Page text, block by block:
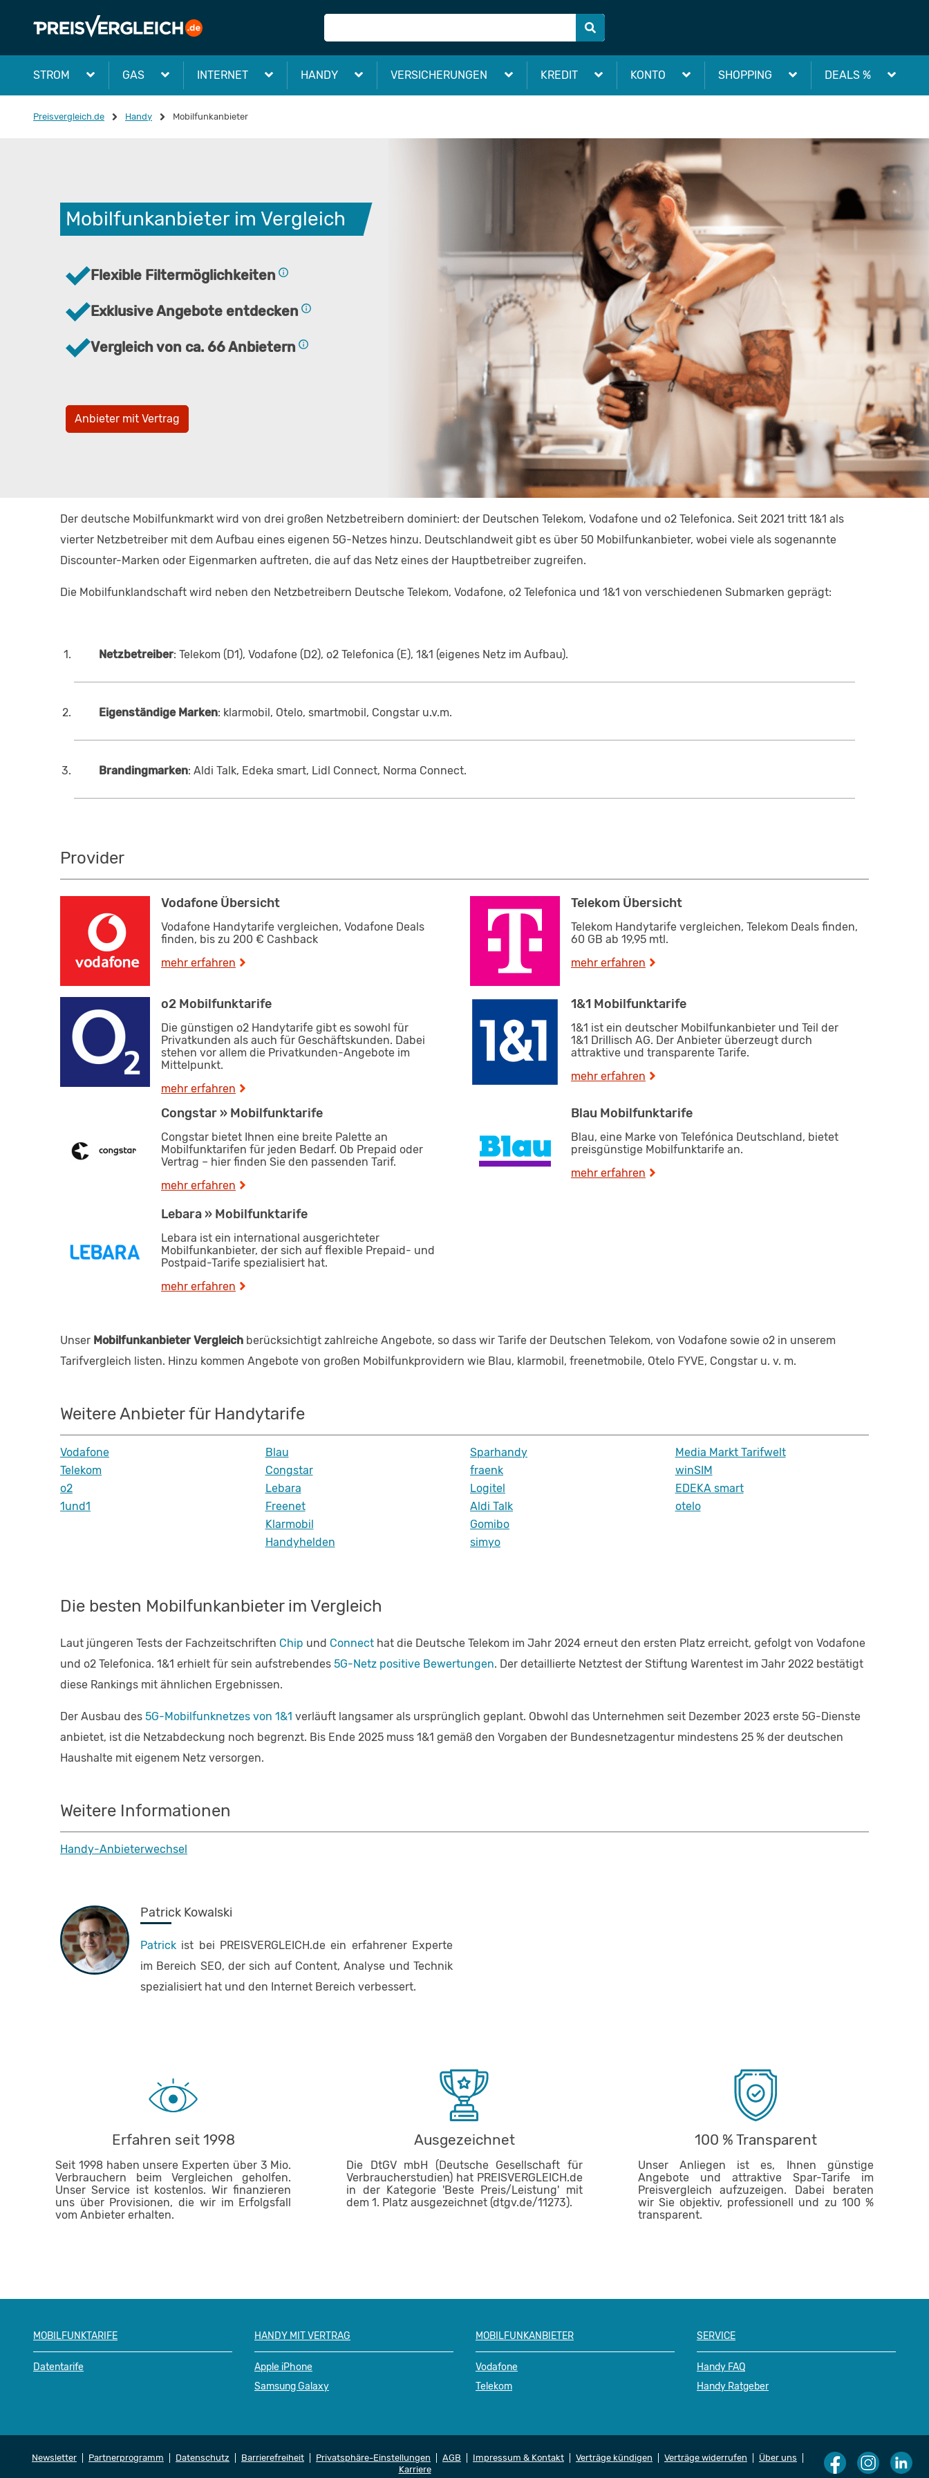
STROM GAS INTERNET HANDY VERSICHERUNGEN KREDIT KONTO SHOPPING DEALS %
Preisvergleich.de Handy Mobilfunkanbieter
Mobilfunkanbieter im Vergleich
Flexible Filtermöglichkeiten
Exklusive Angebote entdecken
Vergleich von ca. 66 Anbietern
Anbieter mit Vertrag
Der deutsche Mobilfunkmarkt wird von drei großen Netzbetreibern dominiert: der Deutschen Telekom, Vodafone und o2 Telefonica. Seit 2021 tritt 1&1 als
vierter Netzbetreiber mit dem Aufbau eines eigenen 5G-Netzes hinzu. Deutschlandweit gibt es über 50 Mobilfunkanbieter, wobei viele als sogenannte
Discounter-Marken oder Eigenmarken auftreten, die auf das Netz eines der Hauptbetreiber zugreifen.
Die Mobilfunklandschaft wird neben den Netzbetreibern Deutsche Telekom, Vodafone, o2 Telefonica und 1&1 von verschiedenen Submarken geprägt:
Netzbetreiber: Telekom (D1), Vodafone (D2), o2 Telefonica (E), 1&1 (eigenes Netz im Aufbau).
Eigenständige Marken: klarmobil, Otelo, smartmobil, Congstar u.v.m.
Brandingmarken: Aldi Talk, Edeka smart, Lidl Connect, Norma Connect.
Provider
Vodafone Übersicht
Vodafone Handytarife vergleichen, Vodafone Deals
finden, bis zu 200 € Cashback
mehr erfahren
Telekom Übersicht
Telekom Handytarife vergleichen, Telekom Deals finden,
60 GB ab 19,95 mtl.
mehr erfahren
o2 Mobilfunktarife
Die günstigen o2 Handytarife gibt es sowohl für
Privatkunden als auch für Geschäftskunden. Dabei
stehen vor allem die Privatkunden-Angebote im
Mittelpunkt.
mehr erfahren
1&1 Mobilfunktarife
1&1 ist ein deutscher Mobilfunkanbieter und Teil der
1&1 Drillisch AG. Der Anbieter überzeugt durch
attraktive und transparente Tarife.
mehr erfahren
Congstar » Mobilfunktarife
Congstar bietet Ihnen eine breite Palette an
Mobilfunktarifen für jeden Bedarf. Ob Prepaid oder
Vertrag – hier finden Sie den passenden Tarif.
mehr erfahren
Blau Mobilfunktarife
Blau, eine Marke von Telefónica Deutschland, bietet
preisgünstige Mobilfunktarife an.
mehr erfahren
Lebara » Mobilfunktarife
Lebara ist ein international ausgerichteter
Mobilfunkanbieter, der sich auf flexible Prepaid- und
Postpaid-Tarife spezialisiert hat.
mehr erfahren
Unser Mobilfunkanbieter Vergleich berücksichtigt zahlreiche Angebote, so dass wir Tarife der Deutschen Telekom, von Vodafone sowie o2 in unserem
Tarifvergleich listen. Hinzu kommen Angebote von großen Mobilfunkprovidern wie Blau, klarmobil, freenetmobile, Otelo FYVE, Congstar u. v. m.
Weitere Anbieter für Handytarife
Vodafone
Telekom
o2
1und1
Blau
Congstar
Lebara
Freenet
Klarmobil
Handyhelden
Sparhandy
fraenk
Logitel
Aldi Talk
Gomibo
simyo
Media Markt Tarifwelt
winSIM
EDEKA smart
otelo
Die besten Mobilfunkanbieter im Vergleich
Laut jüngeren Tests der Fachzeitschriften Chip und Connect hat die Deutsche Telekom im Jahr 2024 erneut den ersten Platz erreicht, gefolgt von Vodafone
und o2 Telefonica. 1&1 erhielt für sein aufstrebendes 5G-Netz positive Bewertungen. Der detaillierte Netztest der Stiftung Warentest im Jahr 2022 bestätigt
diese Rankings mit ähnlichen Ergebnissen.
Der Ausbau des 5G-Mobilfunknetzes von 1&1 verläuft langsamer als ursprünglich geplant. Obwohl das Unternehmen seit Dezember 2023 erste 5G-Dienste
anbietet, ist die Netzabdeckung noch begrenzt. Bis Ende 2025 muss 1&1 gemäß den Vorgaben der Bundesnetzagentur mindestens 25 % der deutschen
Haushalte mit eigenem Netz versorgen.
Weitere Informationen
Handy-Anbieterwechsel
Patrick Kowalski
Patrick ist bei PREISVERGLEICH.de ein erfahrener Experte
im Bereich SEO, der sich auf Content, Analyse und Technik
spezialisiert hat und den Internet Bereich verbessert.
Erfahren seit 1998
Seit 1998 haben unsere Experten über 3 Mio.
Verbrauchern beim Vergleichen geholfen.
Unser Service ist kostenlos. Wir finanzieren
uns über Provisionen, die wir im Erfolgsfall
vom Anbieter erhalten.
Ausgezeichnet
Die DtGV mbH (Deutsche Gesellschaft für
Verbraucherstudien) hat PREISVERGLEICH.de
in der Kategorie 'Beste Preis/Leistung' mit
dem 1. Platz ausgezeichnet (dtgv.de/11273).
100 % Transparent
Unser Anliegen ist es, Ihnen günstige
Angebote und attraktive Spar-Tarife im
Preisvergleich aufzuzeigen. Dabei beraten
wir Sie objektiv, professionell und zu 100 %
transparent.
MOBILFUNKTARIFE
Datentarife
HANDY MIT VERTRAG
Apple iPhone
Samsung Galaxy
MOBILFUNKANBIETER
Vodafone
Telekom
SERVICE
Handy FAQ
Handy Ratgeber
Newsletter Partnerprogramm Datenschutz Barrierefreiheit Privatsphäre-Einstellungen AGB Impressum & Kontakt Verträge kündigen Verträge widerrufen
Über uns
Karriere